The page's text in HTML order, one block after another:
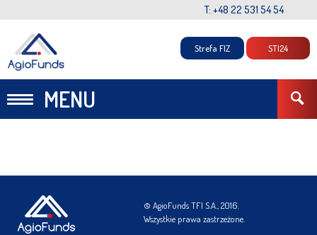
T: +48 22 531 54 54
MENU
Strefa FIZ STI24
© AgioFunds TFI S.A., 2016.
Wszystkie prawa zastrzeżone.